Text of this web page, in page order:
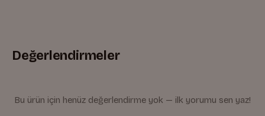
Değerlendirmeler
Bu ürün için henüz değerlendirme yok — ilk yorumu sen yaz!